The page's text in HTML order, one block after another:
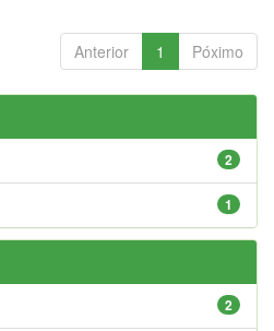
Anterior 1 Póximo
2
1
2